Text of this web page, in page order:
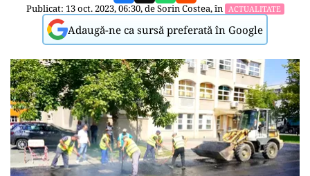
Publicat: 13 oct. 2023, 06:30, deSorin Costea, în ACTUALITATE
Adaugă-ne ca sursă preferată în Google